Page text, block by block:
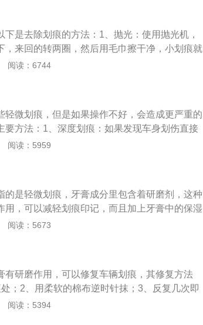
车身，有效果除去污物、腐蚀物，达到了恢复
釉以前抛光车身，可以使效果更好，维持时间更
补色，如果划痕较深，要对划痕先进行补涂之
、打磨、擦净，上蜡时蜡液不要放的太多，能覆
油填补车身的漆面，补齐同色系车漆，将车上
是去除划痕的方法：1、抛光：使用抛光机，
，来回的转两圈，然后用毛巾擦干净，小划痕就
小划痕的地方涂上车身蜡，然后将毛巾用温水
牙膏抹在小划痕处，用温和的湿毛巾将其反复
。4、点漆：对于一些小的划痕，如果处理后，
辆颜色一样的漆，然后在划痕的地方轻轻地点上
阅读：6744
轻微划痕，但是如果操作不好，会造成更严重的
要方法：1、深度划痕：如果发现车身划伤直接
积超过一个指甲盖，则伤口已经深及底漆以
化导至伤口表面生锈恶化，造成更大损失。
者摸到色彩漆层，可以购一支同色号的补漆
车漆不受更深的腐蚀与伤害。3、轻度划痕：如
了车漆表面的透明层，可以使用细研磨蜡，即可
阅读：5959
的是轻微划痕，牙膏成分里包含着研磨剂，这种
用，可以减轻划痕印记，而且加上牙膏中的保湿
车漆面的颜色融为一体，除此之外，牙膏还可
光泽度不会衰减，同时使漆面在物理上得到一
的。
阅读：5673
有研磨作用，可以修复车辆划痕，其修复方法
；2、用柔软的棉布逆时针抹；3、反复几次即
伤处的侵蚀。车漆的作用是：1、防锈；2、抗
阅读：5394